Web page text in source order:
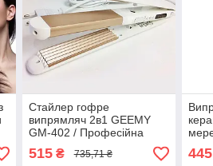
Стайлер гофре
випрямляч 2в1 GEEMY
GM-402 / Професійна
плойка прасок для
волосся
515₴ 735,71 ₴ 445